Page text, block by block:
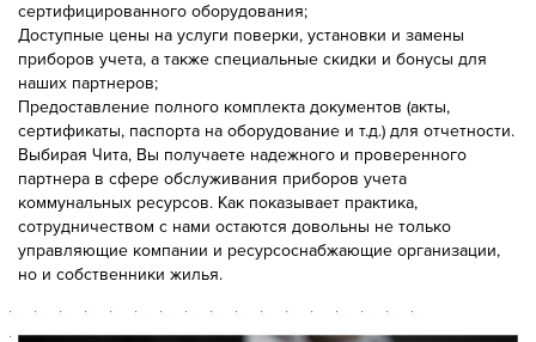
сертифицированного оборудования;
Доступные цены на услуги поверки, установки и замены
приборов учета, а также специальные скидки и бонусы для
наших партнеров;
Предоставление полного комплекта документов (акты,
сертификаты, паспорта на оборудование и т.д.) для отчетности.
Выбирая Чита, Вы получаете надежного и проверенного
партнера в сфере обслуживания приборов учета
коммунальных ресурсов. Как показывает практика,
сотрудничеством с нами остаются довольны не только
управляющие компании и ресурсоснабжающие организации,
но и собственники жилья.